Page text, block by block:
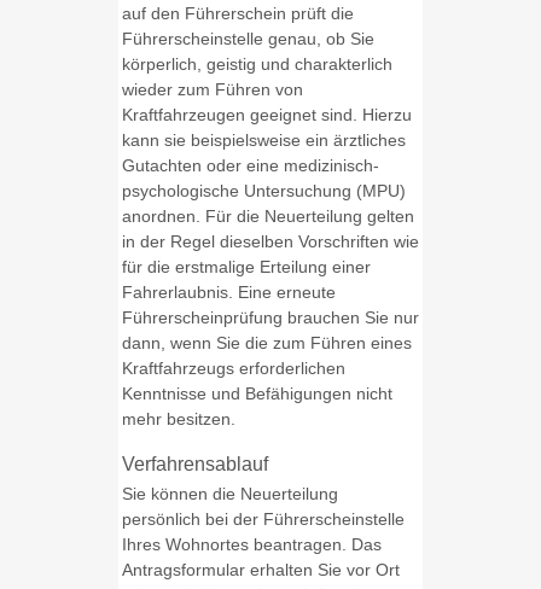
auf den Führerschein prüft die
Führerscheinstelle genau, ob Sie
körperlich, geistig und charakterlich
wieder zum Führen von
Kraftfahrzeugen geeignet sind. Hierzu
kann sie beispielsweise ein ärztliches
Gutachten oder eine medizinisch-
psychologische Untersuchung (MPU)
anordnen. Für die Neuerteilung gelten
in der Regel dieselben Vorschriften wie
für die erstmalige Erteilung einer
Fahrerlaubnis. Eine erneute
Führerscheinprüfung brauchen Sie nur
dann, wenn Sie die zum Führen eines
Kraftfahrzeugs erforderlichen
Kenntnisse und Befähigungen nicht
mehr besitzen.
Verfahrensablauf
Sie können die Neuerteilung
persönlich bei der Führerscheinstelle
Ihres Wohnortes beantragen. Das
Antragsformular erhalten Sie vor Ort